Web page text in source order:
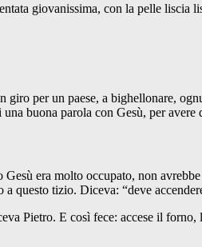
giovanissima, con la pelle liscia
per un paese, a bighellonare,
buona parola con Gesù, per avere
era molto occupato, non
tizio. Diceva: “deve
Pietro. E così fece: accese il